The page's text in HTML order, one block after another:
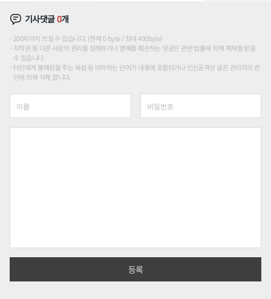
기사댓글0개
200자까지 쓰실 수 있습니다. (현재 0 byte / 최대 400byte)
저작권 등 다른 사람의 권리를 침해하거나 명예를 훼손하는 댓글은 관련 법률에 의해 제재를 받을
수 있습니다.
타인에게 불쾌감을 주는 욕설 등 비하하는 단어가 내용에 포함되거나 인신공격성 글은 관리자의 판
단에 의해 삭제 합니다.